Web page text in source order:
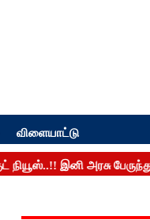
விளையாட்டு